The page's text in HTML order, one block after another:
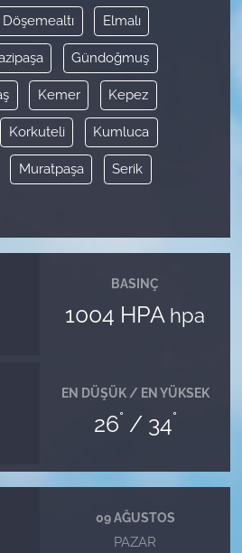
Döşemealtı Elmalı
Gündoğmuş
Kemer Kepez
Korkuteli Kumluca
Muratpaşa Serik
BASINÇ
1004 HPA hpa
EN DÜŞÜK / EN YÜKSEK
26° / 34°
09 AĞUSTOS
PAZAR